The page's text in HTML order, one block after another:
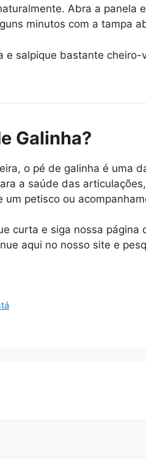
Abra a panela
minutos com a tampa
e salpique bastante cheiro-
Galinha?
o pé de galinha é uma
a saúde das
petisco ou
curta e siga nossa página
aqui no nosso site e